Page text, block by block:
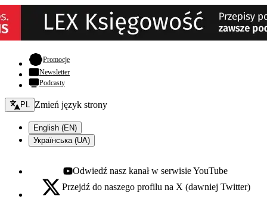
Promocje- otwiera się w nowej karcie
Newsletter
Podcasty
Zmień język - bieżący:
PL Zmień język strony
English (EN)
Українська (UA)
Youtube - otwiera się w nowej karcie
Odwiedź nasz kanał w serwisie YouTube
X - otwiera się w nowej karcie
Przejdź do naszego profilu na X (dawniej Twitter)